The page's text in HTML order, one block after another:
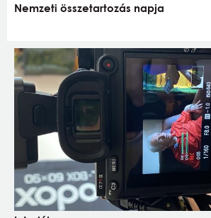
Nemzeti összetartozás napja